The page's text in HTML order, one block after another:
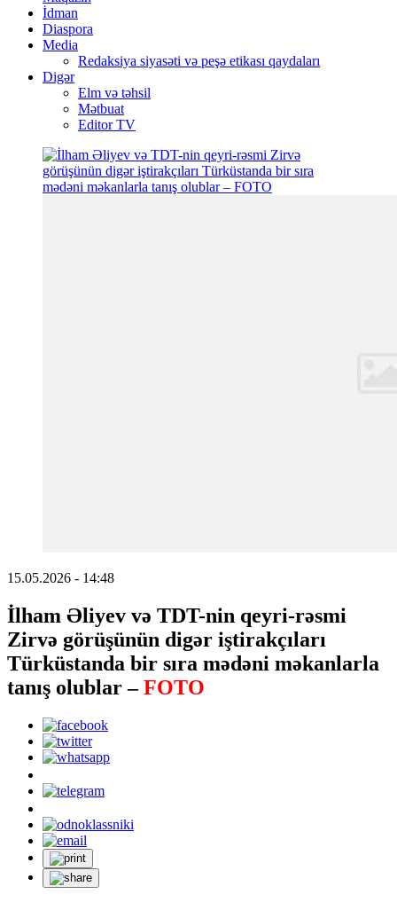
İdman
Diaspora
Media
Redaksiya siyasəti və peşə etikası qaydaları
Digər
Elm və təhsil
Mətbuat
Editor TV
15.05.2026 - 14:48
İlham Əliyev və TDT-nin qeyri-rəsmi
Zirvə görüşünün digər iştirakçıları
Türküstanda bir sıra mədəni məkanlarla
tanış olublar –FOTO